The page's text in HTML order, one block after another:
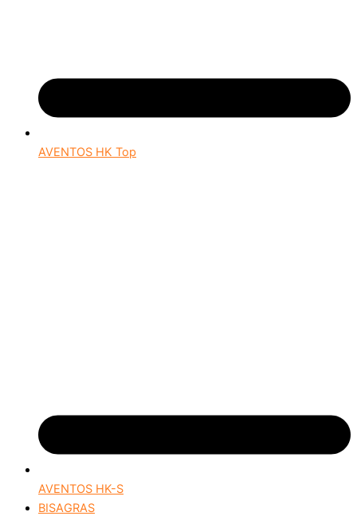
AVENTOS HK Top
AVENTOS HK-S
BISAGRAS